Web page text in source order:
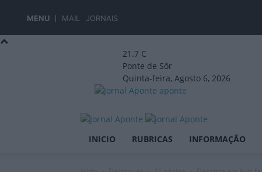
MENU MAIL JORNAIS
21.7 C
Ponte de Sôr
Quinta-feira, Agosto 6, 2026
aponte
INICIO RUBRICAS INFORMAÇÃO